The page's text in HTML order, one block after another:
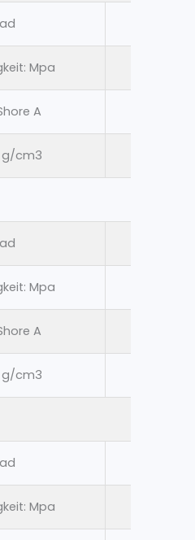
Mpa
A
g/cm3
Mpa
A
g/cm3
Mpa